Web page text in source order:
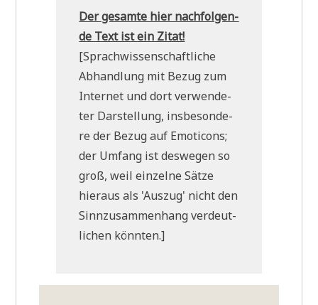
Der gesam­te hier nach­fol­gen­
de Text ist ein Zitat!
[Sprach­wis­sen­schaft­li­che
Abhand­lung mit Bezug zum
Inter­net und dort ver­wen­de­
ter Dar­stel­lung, ins­be­son­de­
re der Bezug auf Emo­ti­cons;
der Umfang ist des­we­gen so
groß, weil ein­zel­ne Sät­ze
hier­aus als 'Aus­zug' nicht den
Sinn­zu­sam­men­hang ver­deut­
li­chen könnten.]